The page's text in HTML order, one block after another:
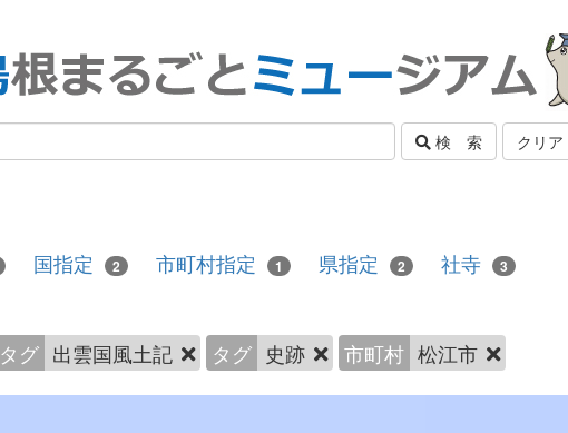
検 索 クリア
国指定 2 市町村指定 1 県指定 2 社寺 3
タグ 出雲国風土記 タグ 史跡 市町村 松江市